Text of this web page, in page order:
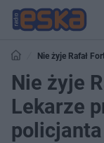
Nie żyje Rafał
rannego w wypadku
Nie żyje
Lekarze